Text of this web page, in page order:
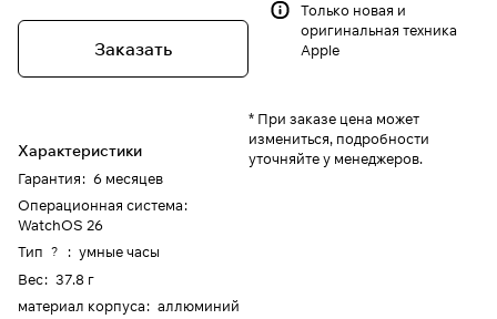
Заказать
Характеристики
Гарантия: 6 месяцев
Операционная система:
WatchOS 26
Тип ? : умные часы
Вес: 37.8 г
материал корпуса: аллюминий
Только новая и
оригинальная техника
Apple
* При заказе цена может
измениться, подробности
уточняйте у менеджеров.